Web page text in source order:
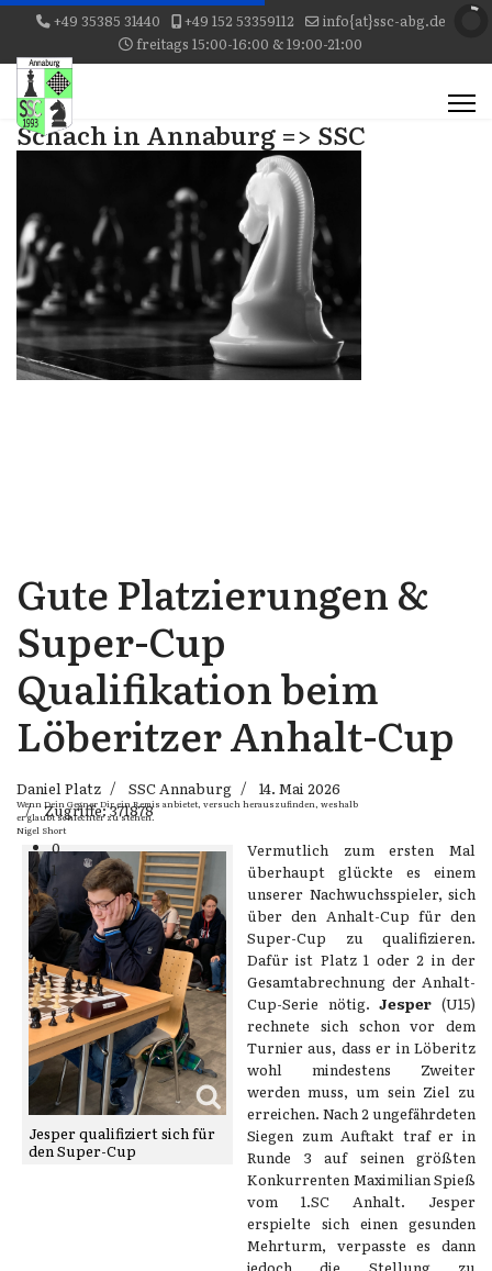
+49 35385 31440 +49 152 53359112
info{at}ssc-abg.de
freitags 15:00-16:00 & 19:00-21:00
Schach in Annaburg => SSC
Wenn Dein Gegner Dir ein Remis anbietet, versuch herauszufinden, weshalb
er glaubt schlechter zu stehen.
Nigel Short
0
1
2
3
Gute Platzierungen &
Super-Cup
Qualifikation beim
Löberitzer Anhalt-Cup
Daniel Platz SSC Annaburg
14. Mai 2026
Zugriffe: 371878
Jesper qualifiziert sich für
den Super-Cup
Vermutlich zum ersten Mal
überhaupt glückte es einem
unserer Nachwuchsspieler, sich
über den Anhalt-Cup für den
Super-Cup zu qualifizieren.
Dafür ist Platz 1 oder 2 in der
Gesamtabrechnung der Anhalt-
Cup-Serie nötig.Jesper (U15)
rechnete sich schon vor dem
Turnier aus, dass er in Löberitz
wohl mindestens Zweiter
werden muss, um sein Ziel zu
erreichen. Nach 2 ungefährdeten
Siegen zum Auftakt traf er in
Runde 3 auf seinen größten
Konkurrenten Maximilian Spieß
vom 1.SC Anhalt. Jesper
erspielte sich einen gesunden
Mehrturm, verpasste es dann